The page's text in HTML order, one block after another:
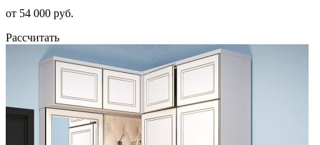
от 54 000 руб.
Рассчитать